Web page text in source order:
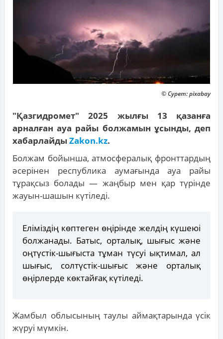
© Сурет: pixabay
"Қазгидромет" 2025 жылғы 13 қазанға
арналған ауа райы болжамын ұсынды, деп
хабарлайдыZakon.kz.
Болжам бойынша, атмосфералық фронттардың
әсерінен республика аумағында ауа райы
тұрақсыз болады — жаңбыр мен қар түрінде
жауын-шашын күтіледі.
Еліміздің көптеген өңірінде желдің күшеюі
болжанады. Батыс, орталық, шығыс және
оңтүстік-шығыста тұман түсуі ықтимал, ал
шығыс, солтүстік-шығыс және орталық
өңірлерде көктайғақ күтіледі.
Жамбыл облысының таулы аймақтарында үсік
жүруі мүмкін.